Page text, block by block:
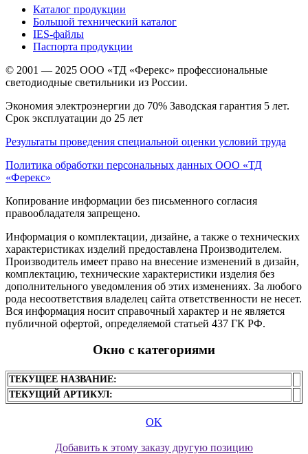
Каталог продукции
Большой технический каталог
IES-файлы
Паспорта продукции
© 2001 — 2025 ООО «ТД «Ферекс» профессиональные
светодиодные светильники из России.
Экономия электроэнергии до 70% Заводская гарантия 5 лет.
Срок эксплуатации до 25 лет
Результаты проведения специальной оценки условий труда
Политика обработки персональных данных ООО «ТД
«Ферекс»
Копирование информации без письменного согласия
правообладателя запрещено.
Информация о комплектации, дизайне, а также о технических
характеристиках изделий предоставлена Производителем.
Производитель имеет право на внесение изменений в дизайн,
комплектацию, технические характеристики изделия без
дополнительного уведомления об этих изменениях. За любого
рода несоответствия владелец сайта ответственности не несет.
Вся информация носит справочный характер и не является
публичной офертой, определяемой статьей 437 ГК РФ.
Окно с категориями
ТЕКУЩЕЕ НАЗВАНИЕ:
ТЕКУЩИЙ АРТИКУЛ:
OK
Добавить к этому заказу другую позицию